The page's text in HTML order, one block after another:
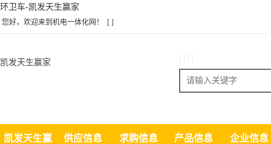
环卫车-凯发天生赢家
您好，欢迎来到机电一体化网！ [ ]
凯发天生赢家
搜索
凯发天生赢 供应信息 求购信息 产品信息 企业信息